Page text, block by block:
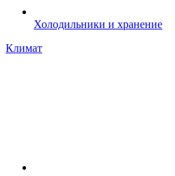
Холодильники и хранение
Климат